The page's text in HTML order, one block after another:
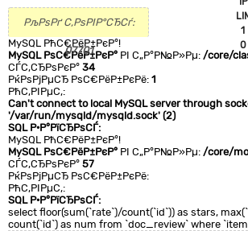
1
0
РљРѕРґ С‚РѕРІР°СЂСѓ:
07701
MySQL РћС€РёР±РєР°!
MySQL РѕС€РёР±РєР° РІ С„Р°Р№Р»Рµ: /core/
СЃС‚СЂРѕРєР° 34
РќРѕРјРµСЂ РѕС€РёР±РєРё: 1
РћС‚РІРµС‚:
Can't connect to local MySQL server through
'/var/run/mysqld/mysqld.sock' (2)
SQL Р·Р°РїСЂРѕСЃ:
MySQL РћС€РёР±РєР°!
MySQL РѕС€РёР±РєР° РІ С„Р°Р№Р»Рµ: /core/
СЃС‚СЂРѕРєР° 57
РќРѕРјРµСЂ РѕС€РёР±РєРё:
РћС‚РІРµС‚:
SQL Р·Р°РїСЂРѕСЃ:
select floor(sum(`rate`)/count(`id`)) as stars,
count(`id`) as num from `doc_review` where